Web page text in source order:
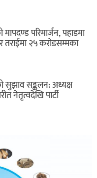
परिमार्जन, पहाडमा
२५ करोडसम्मका
सुझाव सङ्कलन: अध्यक्ष
नेतृत्वदेखि पार्टी